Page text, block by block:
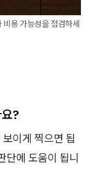
비용 가능성을 점검하세
?
이게 찍으면 됩
단에 도움이 됩니